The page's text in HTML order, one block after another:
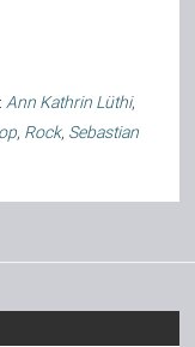
Ann Kathrin Lüthi,
, Rock, Sebastian